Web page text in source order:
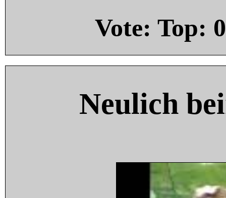
Vote: Top: 0
Neulich